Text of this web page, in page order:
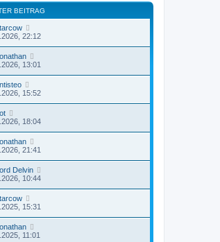
BEITRAG
22:12
13:01
15:52
18:04
21:41
Delvin
10:44
15:31
11:01